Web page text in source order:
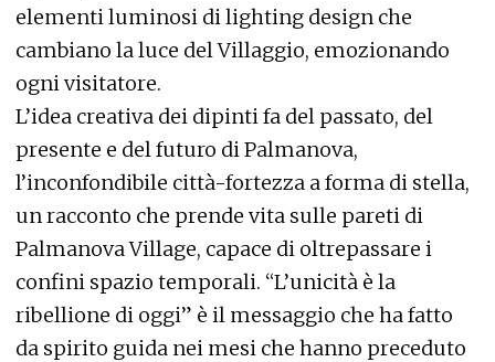
elementi luminosi di lighting design che
cambiano la luce del Villaggio, emozionando
ogni visitatore.
L’idea creativa dei dipinti fa del passato, del
presente e del futuro di Palmanova,
l’inconfondibile città-fortezza a forma di stella,
un racconto che prende vita sulle pareti di
Palmanova Village, capace di oltrepassare i
confini spazio temporali. “L’unicità è la
ribellione di oggi” è il messaggio che ha fatto
da spirito guida nei mesi che hanno preceduto